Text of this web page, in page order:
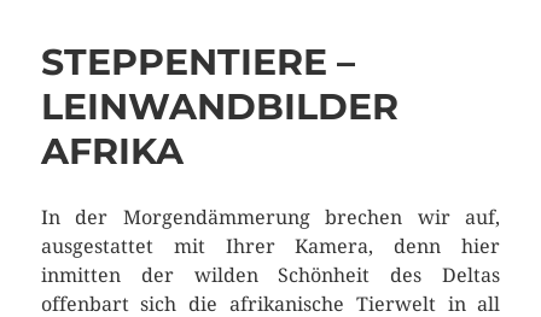
STEPPENTIERE –
LEINWANDBILDER
AFRIKA
In der Morgendämmerung brechen wir auf,
ausgestattet mit Ihrer Kamera, denn hier
inmitten der wilden Schönheit des Deltas
offenbart sich die afrikanische Tierwelt in all